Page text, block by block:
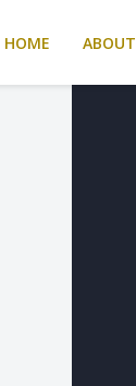
HOME ABOUT